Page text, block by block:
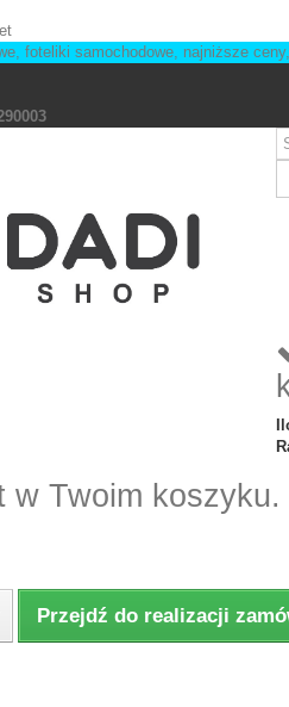
w Twoim koszyku.
Przejdź do realizacji